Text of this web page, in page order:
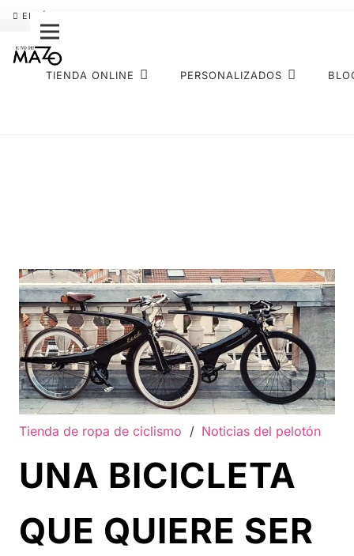
ENVÍO GRATIS
TIENDA ONLINE PERSONALIZADOS
Tienda de ropa de ciclismo / Noticias del pelotón
UNA BICICLETA
QUE QUIERE SER